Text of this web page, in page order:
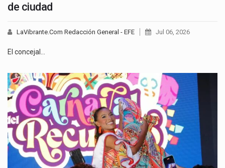
de ciudad
LaVibrante.Com Redacción General - EFE Jul 06, 2026
El concejal…